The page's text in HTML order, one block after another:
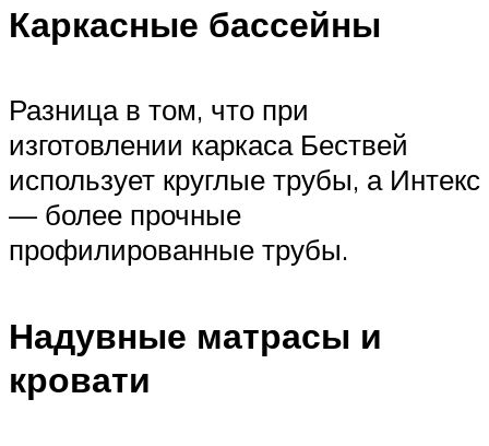
Каркасные бассейны
Разница в том, что при
изготовлении каркаса Бествей
использует круглые трубы, а Интекс
— более прочные
профилированные трубы.
Надувные матрасы и
кровати